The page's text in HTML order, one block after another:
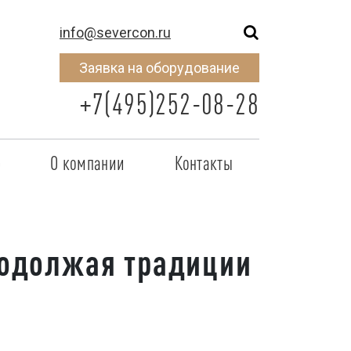
info@severcon.ru
Заявка на оборудование
+7(495)252-08-28
О компании
Новости
Контакты
традиции